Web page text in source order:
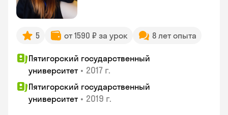
5 от 1590 ₽ за урок 8 лет опыта
Пятигорский государственный
университет • 2017 г.
Пятигорский государственный
университет • 2019 г.